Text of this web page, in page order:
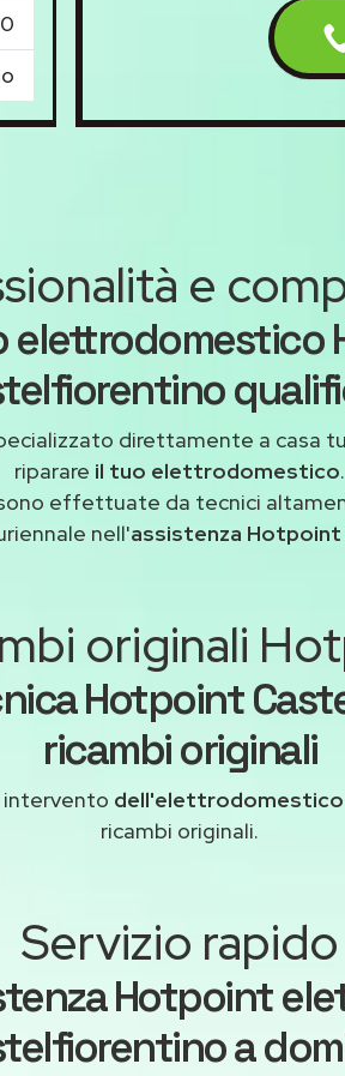
e
elettrodomestico
direttamente a casa
riparare il tuo elettrodomestico.
effettuate da tecnici
nell'assistenza
originali
Hotpoint
ricambi originali
intervento
ricambi originali.
Servizio rapido
Hotpoint
a